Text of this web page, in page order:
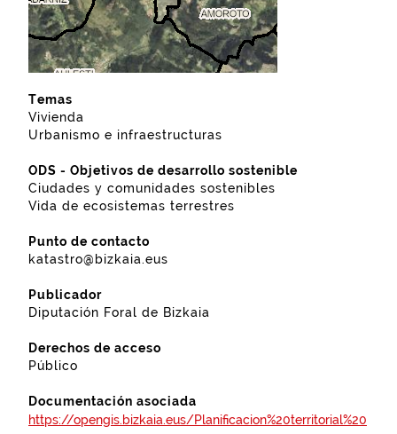
Temas
Vivienda
Urbanismo e infraestructuras
ODS - Objetivos de desarrollo sostenible
Ciudades y comunidades sostenibles
Vida de ecosistemas terrestres
Punto de contacto
katastro@bizkaia.eus
Publicador
Diputación Foral de Bizkaia
Derechos de acceso
Público
Documentación asociada
https://opengis.bizkaia.eus/Planificacion%20territorial%20